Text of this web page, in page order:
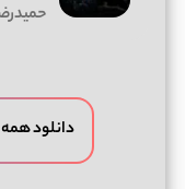
دانلود